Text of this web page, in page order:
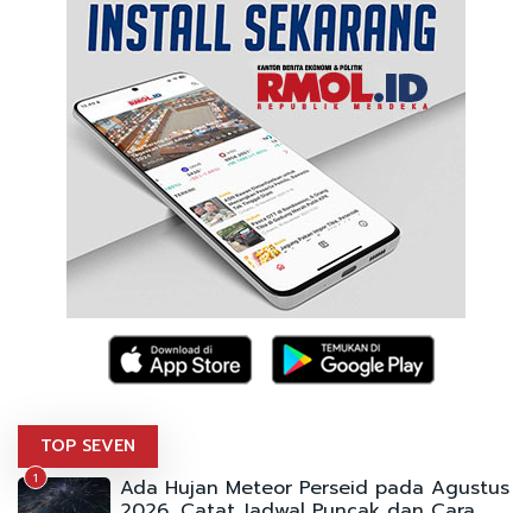
TOP SEVEN
1 Ada Hujan Meteor Perseid pada Agustus